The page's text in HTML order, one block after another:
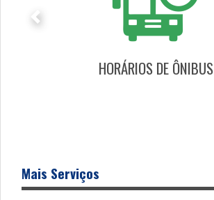
HORÁRIOS DE ÔNIBUS
Anterior
Mais Serviços